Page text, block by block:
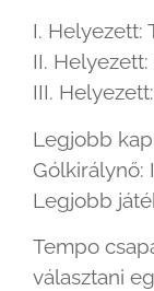
I. Helyezett:
II. Helyezett:
III.
Legjobb
Gólkirálynő:
Legjobb
Tempo
választani